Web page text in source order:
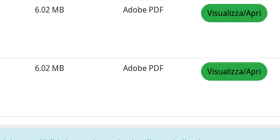
6.02 MB Adobe PDF Visualizza/Apri
6.02 MB Adobe PDF Visualizza/Apri